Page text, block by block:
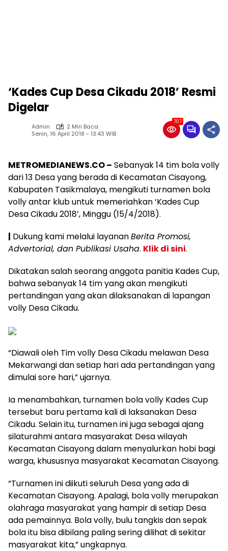
‘Kades Cup Desa Cikadu 2018’ Resmi
Digelar
Admin
2 Min Baca
Senin, 16 April 2018 - 13:43 WIB
707
METROMEDIANEWS.CO – Sebanyak 14 tim bola volly
dari 13 Desa yang berada di Kecamatan Cisayong,
Kabupaten Tasikmalaya, mengikuti turnamen bola
volly antar klub untuk memeriahkan ‘Kades Cup
Desa Cikadu 2018’, Minggu (15/4/2018).
| Dukung kami melalui layananBerita Promosi,
Advertorial, dan Publikasi Usaha. Klik di sini.
Dikatakan salah seorang anggota panitia Kades Cup,
bahwa sebanyak 14 tim yang akan mengikuti
pertandingan yang akan dilaksanakan di lapangan
volly Desa Cikadu.
“Diawali oleh Tim volly Desa Cikadu melawan Desa
Mekarwangi dan setiap hari ada pertandingan yang
dimulai sore hari,” ujarnya.
Ia menambahkan, turnamen bola volly Kades Cup
tersebut baru pertama kali di laksanakan Desa
Cikadu. Selain itu, turnamen ini juga sebagai ajang
silaturahmi antara masyarakat Desa wilayah
Kecamatan Cisayong dalam menyalurkan hobi bagi
warga, khususnya masyarakat Kecamatan Cisayong.
“Turnamen ini diikuti seluruh Desa yang ada di
Kecamatan Cisayong. Apalagi, bola volly merupakan
olahraga masyarakat yang hampir di setiap Desa
ada pemainnya. Bola volly, bulu tangkis dan sepak
bola itu bisa dibilang paling sering dilihat di sekitar
masyarakat kita,” ungkapnya.